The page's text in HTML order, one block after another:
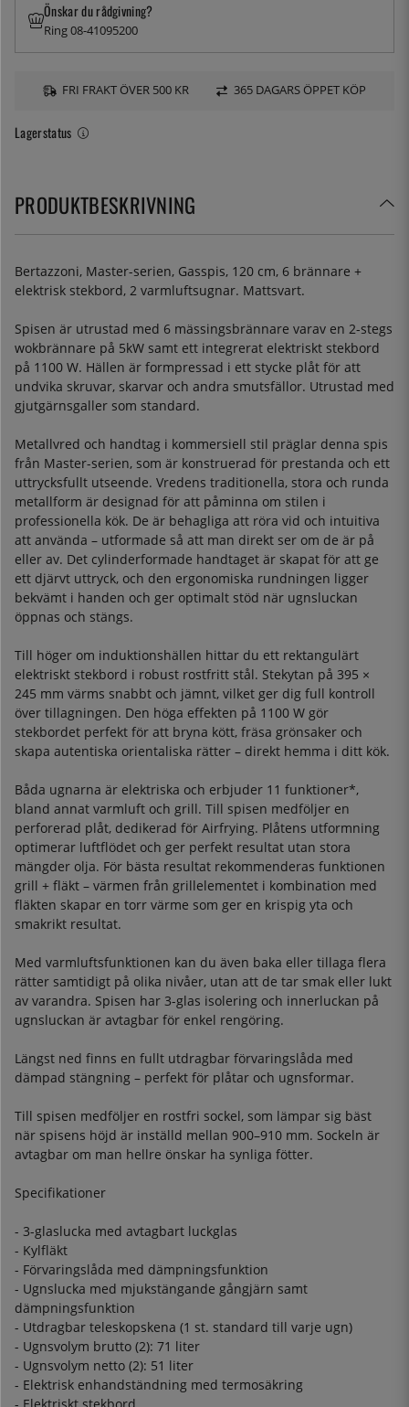
Lagerstatus
Önskar du rådgivning?
Ring 08-41095200
FRI FRAKT ÖVER 500 KR 365 DAGARS ÖPPET KÖP
PRODUKTBESKRIVNING
Bertazzoni, Master-serien, Gasspis, 120 cm, 6 brännare +
elektrisk stekbord, 2 varmluftsugnar. Mattsvart.
Spisen är utrustad med 6 mässingsbrännare varav en 2-stegs
wokbrännare på 5kW samt ett integrerat elektriskt stekbord
på 1100 W. Hällen är formpressad i ett stycke plåt för att
undvika skruvar, skarvar och andra smutsfällor. Utrustad med
gjutgärnsgaller som standard.
Metallvred och handtag i kommersiell stil präglar denna spis
från Master-serien, som är konstruerad för prestanda och ett
uttrycksfullt utseende. Vredens traditionella, stora och runda
metallform är designad för att påminna om stilen i
professionella kök. De är behagliga att röra vid och intuitiva
att använda – utformade så att man direkt ser om de är på
eller av. Det cylinderformade handtaget är skapat för att ge
ett djärvt uttryck, och den ergonomiska rundningen ligger
bekvämt i handen och ger optimalt stöd när ugnsluckan
öppnas och stängs.
Till höger om induktionshällen hittar du ett rektangulärt
elektriskt stekbord i robust rostfritt stål. Stekytan på 395 ×
245 mm värms snabbt och jämnt, vilket ger dig full kontroll
över tillagningen. Den höga effekten på 1100 W gör
stekbordet perfekt för att bryna kött, fräsa grönsaker och
skapa autentiska orientaliska rätter – direkt hemma i ditt kök.
Båda ugnarna är elektriska och erbjuder 11 funktioner*,
bland annat varmluft och grill. Till spisen medföljer en
perforerad plåt, dedikerad för Airfrying. Plåtens utformning
optimerar luftflödet och ger perfekt resultat utan stora
mängder olja. För bästa resultat rekommenderas funktionen
grill + fläkt – värmen från grillelementet i kombination med
fläkten skapar en torr värme som ger en krispig yta och
smakrikt resultat.
Med varmluftsfunktionen kan du även baka eller tillaga flera
rätter samtidigt på olika nivåer, utan att de tar smak eller lukt
av varandra. Spisen har 3-glas isolering och innerluckan på
ugnsluckan är avtagbar för enkel rengöring.
Längst ned finns en fullt utdragbar förvaringslåda med
dämpad stängning – perfekt för plåtar och ugnsformar.
Till spisen medföljer en rostfri sockel, som lämpar sig bäst
när spisens höjd är inställd mellan 900–910 mm. Sockeln är
avtagbar om man hellre önskar ha synliga fötter.
Specifikationer
- 3-glaslucka med avtagbart luckglas
- Kylfläkt
- Förvaringslåda med dämpningsfunktion
- Ugnslucka med mjukstängande gångjärn samt
dämpningsfunktion
- Utdragbar teleskopskena (1 st. standard till varje ugn)
- Ugnsvolym brutto (2): 71 liter
- Ugnsvolym netto (2): 51 liter
- Elektrisk enhandständning med termosäkring
- Elektriskt stekbord